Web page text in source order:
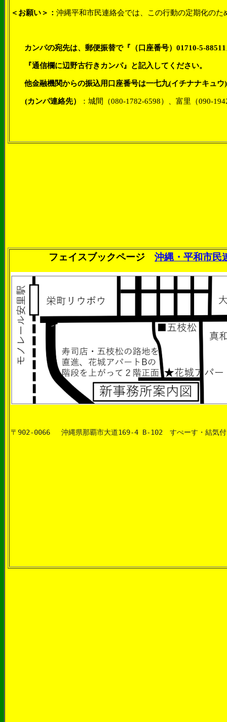
＜お願い＞： 沖縄平和市民連絡会では、この行動の定期化の
カンパの宛先は、郵便振替で『（口座番号）01710-5-
『通信欄に辺野古行きカンパ』と記入してください。
他金融機関からの振込用口座番号は一七九(イチナナキュ
(カンパ連絡先） ：城間（080-1782-6598）、富里（090-
フェイスブックページ 沖縄・平和市民
〒902-0066　 沖縄県那覇市大道169-4 B-102　すぺーす・結気付